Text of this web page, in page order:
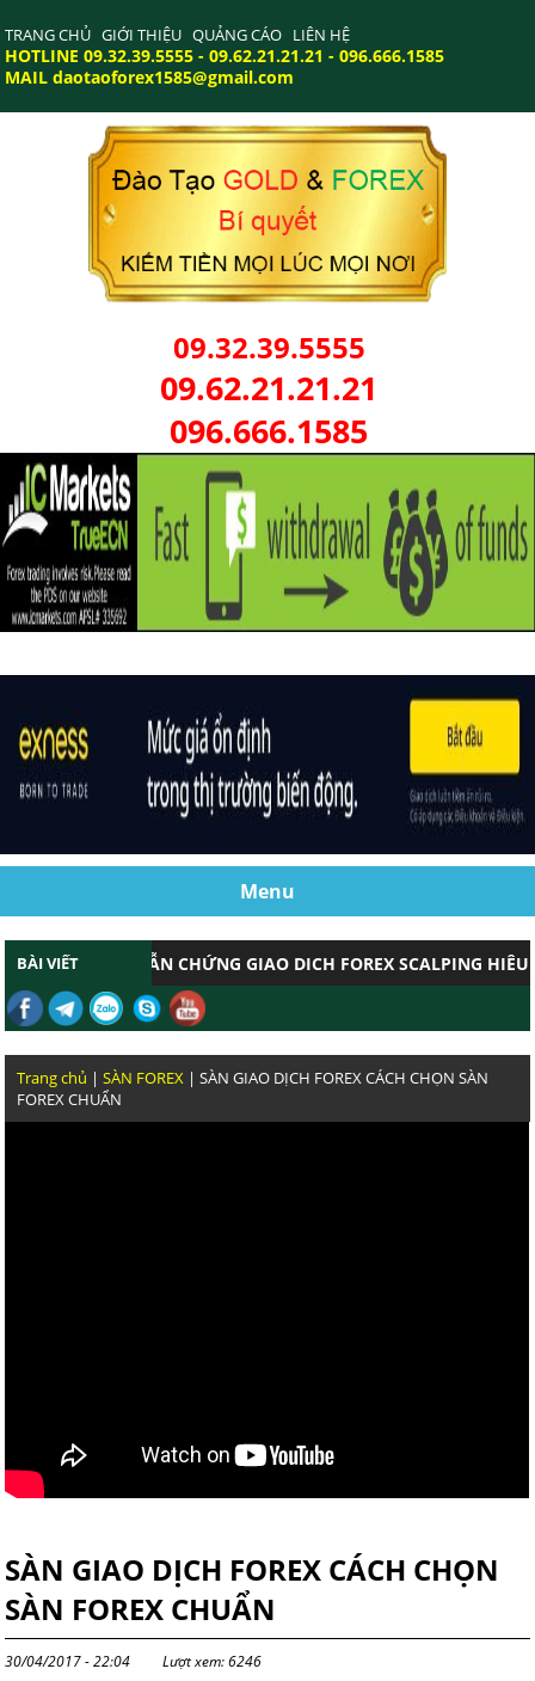
TRANG CHỦ GIỚI THIỆU QUẢNG CÁO LIÊN HỆ
HOTLINE 09.32.39.5555 - 09.62.21.21.21 - 096.666.1585
MAIL daotaoforex1585@gmail.com
09.32.39.5555
09.62.21.21.21
096.666.1585
Menu
BÀI VIẾT DẪN CHỨNG GIAO DỊCH FOREX SCALPING HIỆU QUẢ
CHỨNG MINH GIAO DỊCH FOREX SCALPNG HIỆU
THỰC CHIẾN GIAO DỊCH VÀNG CỦA TRẦN QUỐC MINH ĐẦY
Trang chủ |SÀN FOREX | SÀN GIAO DỊCH FOREX CÁCH CHỌN SÀN
FOREX CHUẨN
SÀN GIAO DỊCH FOREX CÁCH CHỌN
SÀN FOREX CHUẨN
30/04/2017 - 22:04 Lượt xem: 6246